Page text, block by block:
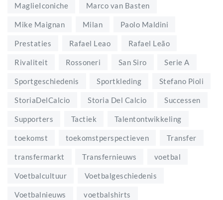
MaglieIconiche Marco van Basten
Mike Maignan Milan Paolo Maldini
Prestaties Rafael Leao Rafael Leão
Rivaliteit Rossoneri San Siro Serie A
Sportgeschiedenis Sportkleding Stefano Pioli
StoriaDelCalcio Storia Del Calcio Successen
Supporters Tactiek Talentontwikkeling
toekomst toekomstperspectieven Transfer
transfermarkt Transfernieuws voetbal
Voetbalcultuur Voetbalgeschiedenis
Voetbalnieuws voetbalshirts